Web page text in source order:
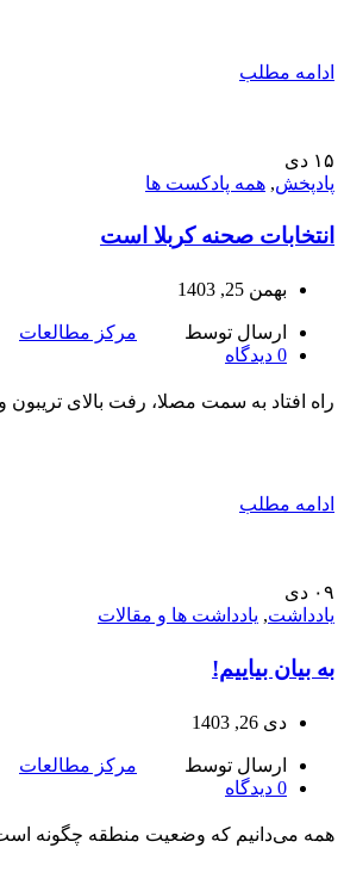
ادامه مطلب
۱۵ دی
پادپخش, همه پادکست ها
انتخابات صحنه کربلا است
بهمن 25, 1403
ارسال توسط
مرکز مطالعات
0 دیدگاه
راه افتاد به سمت مصلا، رفت بالای
ادامه مطلب
۰۹ دی
یادداشت, یادداشت ها و مقالات
به بیان بیاییم!
دی 26, 1403
ارسال توسط
مرکز مطالعات
0 دیدگاه
همه می‌دانیم که وضعیت منطقه چگونه است